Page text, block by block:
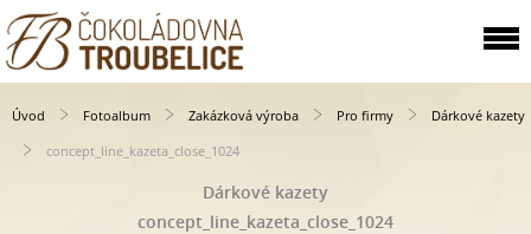
Úvod Fotoalbum Zakázková výroba Pro firmy
Dárkové kazety
concept_line_kazeta_close_1024
Dárkové kazety
concept_line_kazeta_close_1024